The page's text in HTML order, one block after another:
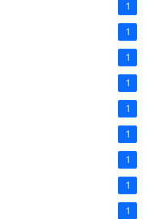
1
1
1
1
1
1
1
1
1